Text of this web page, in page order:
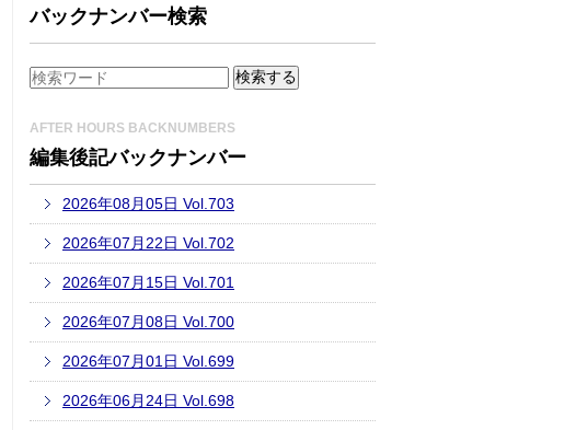
バックナンバー検索
AFTER HOURS BACKNUMBERS
編集後記バックナンバー
2026年08月05日 Vol.703
2026年07月22日 Vol.702
2026年07月15日 Vol.701
2026年07月08日 Vol.700
2026年07月01日 Vol.699
2026年06月24日 Vol.698